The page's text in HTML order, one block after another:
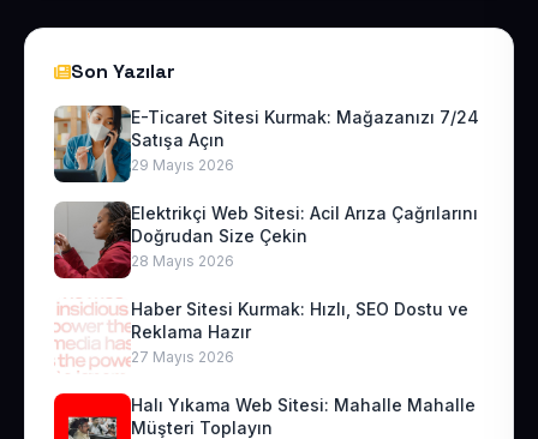
Son Yazılar
E-Ticaret Sitesi Kurmak: Mağazanızı 7/24
Satışa Açın
29 Mayıs 2026
Elektrikçi Web Sitesi: Acil Arıza Çağrılarını
Doğrudan Size Çekin
28 Mayıs 2026
Haber Sitesi Kurmak: Hızlı, SEO Dostu ve
Reklama Hazır
27 Mayıs 2026
Halı Yıkama Web Sitesi: Mahalle Mahalle
Müşteri Toplayın